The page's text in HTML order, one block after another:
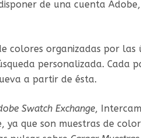
de una cuenta
colores organizadas por las
personalizada. Cada
a partir de ésta.
Swatch Exchange,
ya que son muestras de